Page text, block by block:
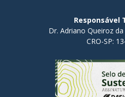
Responsável
Dr. Adriano Queiroz
CRO-SP: